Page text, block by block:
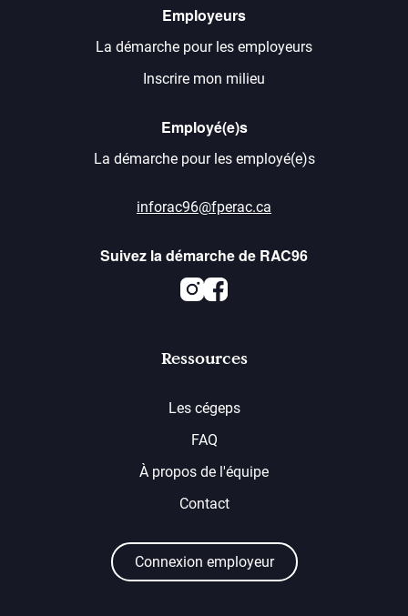
Employeurs
La démarche pour les employeurs
Inscrire mon milieu
Employé(e)s
La démarche pour les employé(e)s
inforac96@fperac.ca
Suivez la démarche de RAC96
Instagram
Facebook
Ressources
Les cégeps
FAQ
À propos de l'équipe
Contact
Connexion employeur